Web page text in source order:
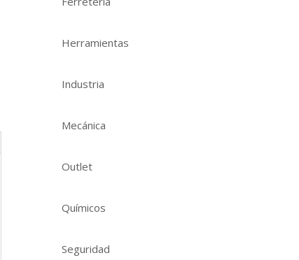
Herramientas
Industria
Mecánica
Outlet
Químicos
Seguridad